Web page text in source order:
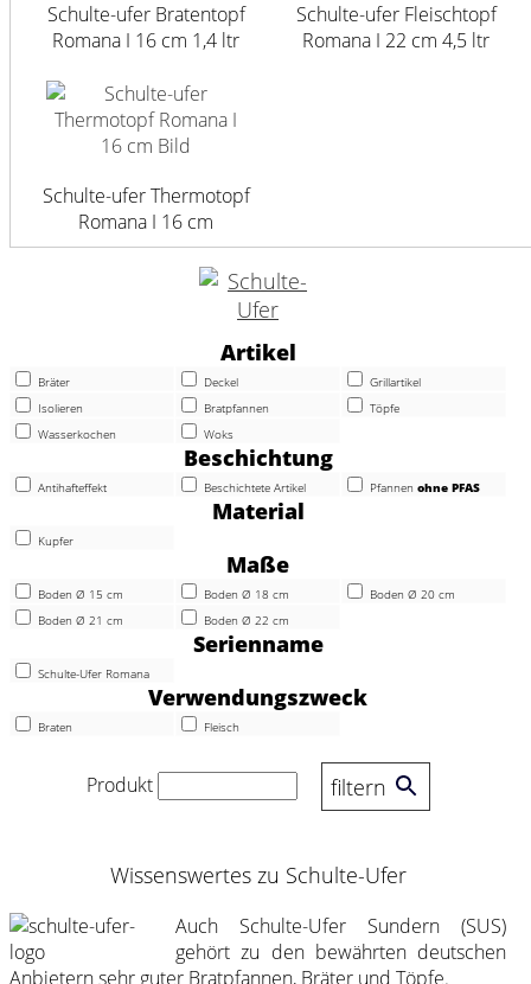
Schulte-ufer Bratentopf
Romana I 16 cm 1,4 ltr
Schulte-ufer Fleischtopf
Romana I 22 cm 4,5 ltr
Schulte-ufer Thermotopf
Romana I 16 cm
Artikel
Bräter Deckel
Grillartikel
Isolieren
Bratpfannen
Töpfe
Wasserkochen
Woks
Beschichtung
Antihafteffekt Beschichtete Artikel Pfannen ohne PFAS
Material
Kupfer
Maße
Boden Ø 15 cm Boden Ø 18 cm
Boden Ø 20 cm
Boden Ø 21 cm
Boden Ø 22 cm
Serienname
Schulte-Ufer Romana
Verwendungszweck
Braten Fleisch
Produkt filtern
Wissenswertes zu Schulte-Ufer
Auch Schulte-Ufer Sundern (SUS)
gehört zu den bewährten deutschen
Anbietern sehr guter Bratpfannen, Bräter und Töpfe.